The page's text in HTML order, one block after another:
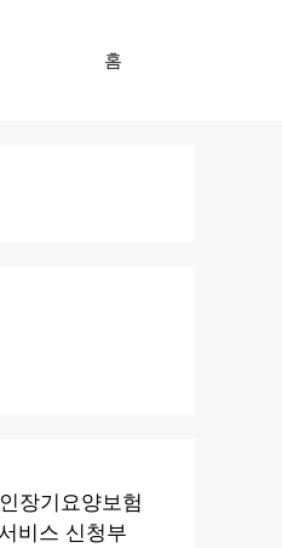
홈
장기요양보험
비스 신청부